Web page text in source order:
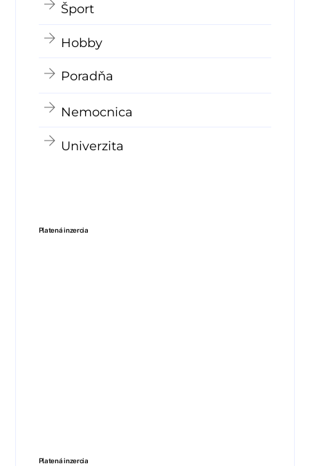
Šport
Hobby
Poradňa
Nemocnica
Univerzita
Platená inzercia
Platená inzercia